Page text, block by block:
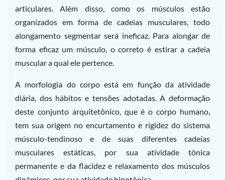
articulares. Além disso, como os músculos estão
organizados em forma de cadeias musculares, todo
alongamento segmentar será ineficaz. Para alongar de
forma eficaz um músculo, o correto é estirar a cadeia
muscular a qual ele pertence.
A morfologia do corpo está em função da atividade
diária, dos hábitos e tensões adotadas. A deformação
deste conjunto arquitetônico, que é o corpo humano,
tem sua origem no encurtamento e rigidez do sistema
músculo-tendinoso e de suas diferentes cadeias
musculares estáticas, por sua atividade tônica
permanente e da flacidez e relaxamento dos músculos